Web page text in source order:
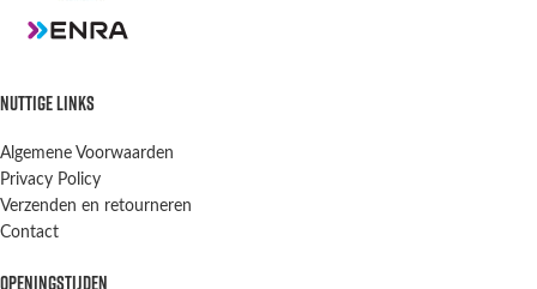
NUTTIGE LINKS
Algemene Voorwaarden
Privacy Policy
Verzenden en retourneren
Contact
OPENINGSTIJDEN